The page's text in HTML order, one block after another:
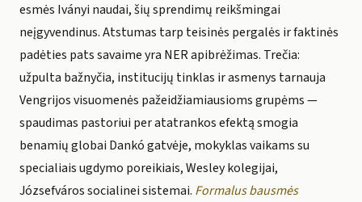
esmės Iványi naudai, šių sprendimų reikšmingai
neįgyvendinus. Atstumas tarp teisinės pergalės ir faktinės
padėties pats savaime yra NER apibrėžimas. Trečia:
užpulta bažnyčia, institucijų tinklas ir asmenys tarnauja
Vengrijos visuomenės pažeidžiamiausioms grupėms —
spaudimas pastoriui per atatrankos efektą smogia
benamių globai Dankó gatvėje, mokyklas vaikams su
specialiais ugdymo poreikiais, Wesley kolegijai,
Józsefváros socialinei sistemai. Formalus bausmės